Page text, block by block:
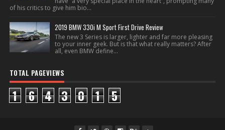
of his critics to give him bio...
2019 BMW 330i M Sport First Drive Review
The new 3 Series is larger, lighter and far more pleasing
to your inner geek. But is that what really matters? After
all, even BMW define...
TOTAL PAGEVIEWS
1 6 4 3 0 1 5